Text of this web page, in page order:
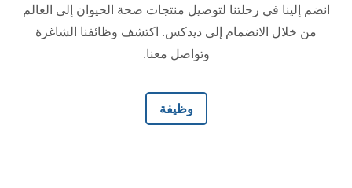
انضم إلينا في رحلتنا لتوصيل منتجات صحة الحيوان إلى العالم
من خلال الانضمام إلى ديدكس. اكتشف وظائفنا الشاغرة
وتواصل معنا.
وظيفة